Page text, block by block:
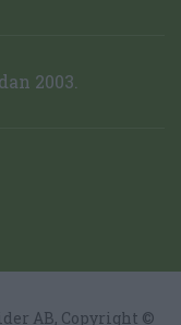
2003.
AB, Copyright ©